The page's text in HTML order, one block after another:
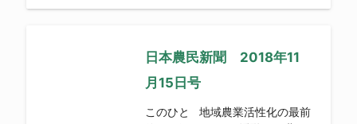
日本農民新聞 2018年11
月15日号
このひと 地域農業活性化の最前